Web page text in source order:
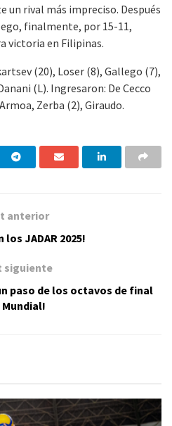
un rival más impreciso. Después
finalmente, por 15-11,
victoria en Filipinas.
(20), Loser (8), Gallego (7),
(L). Ingresaron: De Cecco
Zerba (2), Giraudo.
anterior
los JADAR 2025!
siguiente
paso de los octavos de final
Mundial!